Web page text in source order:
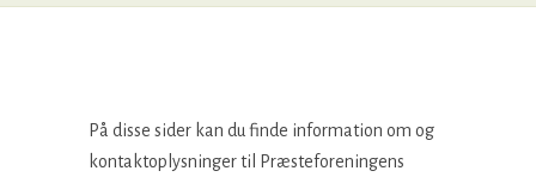
På disse sider kan du finde information om og
kontaktoplysninger til Præsteforeningens